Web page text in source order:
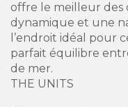
offre le meilleur des
dynamique et une
l’endroit idéal pour
parfait équilibre
de mer.
THE UNITS